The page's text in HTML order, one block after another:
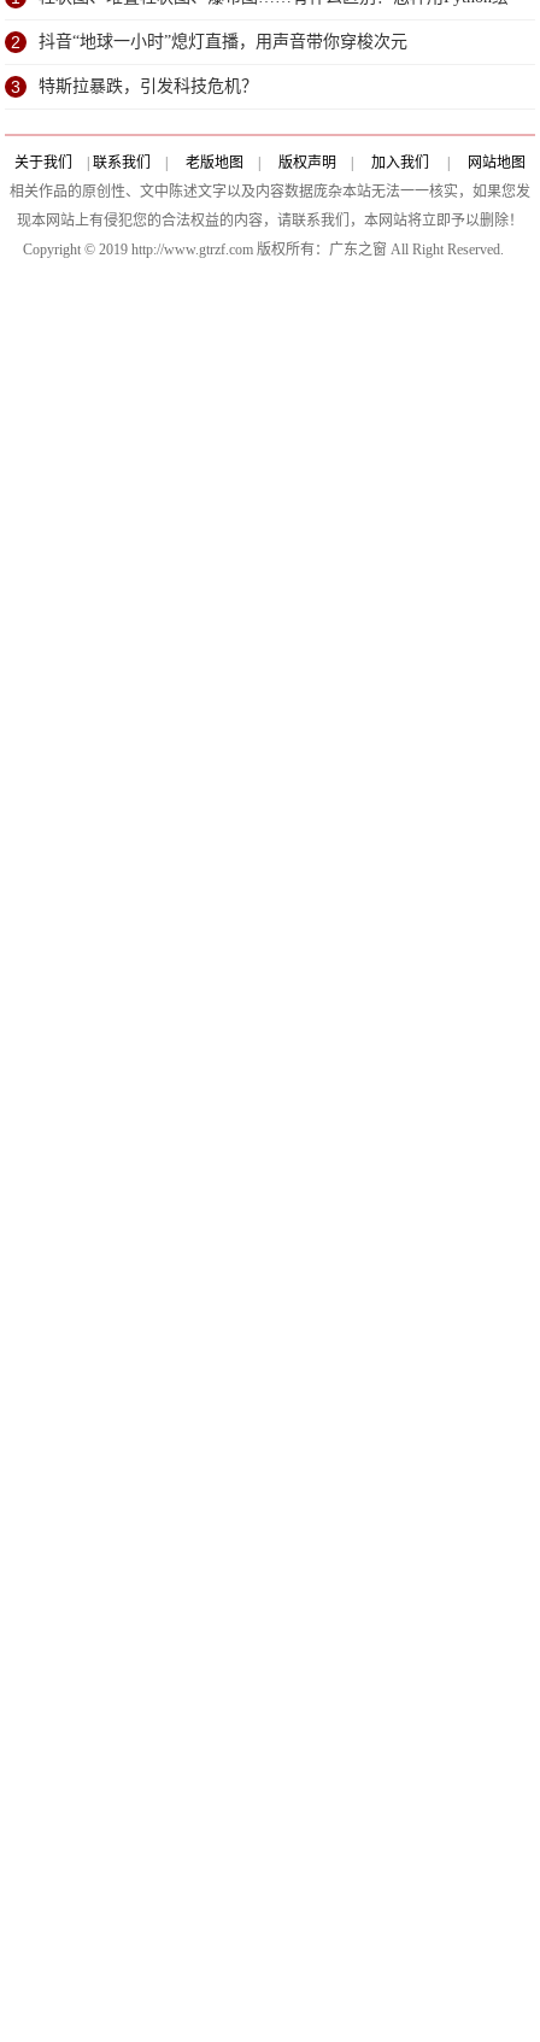
制？
2 抖音“地球一小时”熄灯直播，用声音带你穿梭次元
3 特斯拉暴跌，引发科技危机？
关于我们 联系我们 老版地图 版权声明 加入我们
网站地图
相关作品的原创性、文中陈述文字以及内容数据庞杂本站无法一一核实，如果您发
现本网站上有侵犯您的合法权益的内容，请联系我们，本网站将立即予以删除！
Copyright © 2019 http://www.gtrzf.com 版权所有：广东之窗 All Right Reserved.